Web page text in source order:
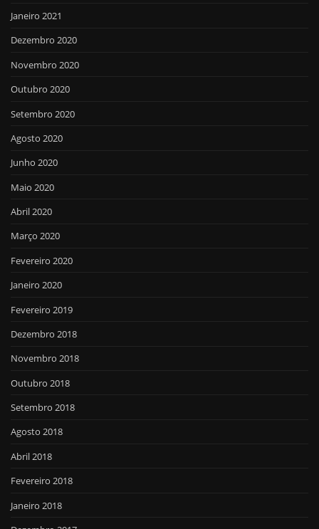
Janeiro 2021
Dezembro 2020
Novembro 2020
Outubro 2020
Setembro 2020
Agosto 2020
Junho 2020
Maio 2020
Abril 2020
Março 2020
Fevereiro 2020
Janeiro 2020
Fevereiro 2019
Dezembro 2018
Novembro 2018
Outubro 2018
Setembro 2018
Agosto 2018
Abril 2018
Fevereiro 2018
Janeiro 2018